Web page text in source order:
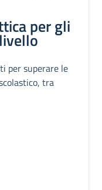
per gli
per superare le
tra